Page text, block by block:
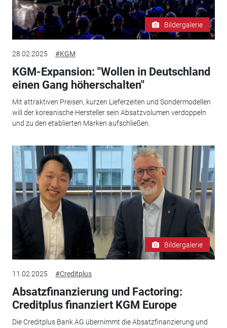
Bildergalerie
28.02.2025 #KGM
KGM-Expansion: "Wollen in Deutschland
einen Gang höherschalten"
Mit attraktiven Preisen, kurzen Lieferzeiten und Sondermodellen
will der koreanische Hersteller sein Absatzvolumen verdoppeln
und zu den etablierten Marken aufschließen.
Bildergalerie
11.02.2025 #Creditplus
Absatzfinanzierung und Factoring:
Creditplus finanziert KGM Europe
Die Creditplus Bank AG übernimmt die Absatzfinanzierung und